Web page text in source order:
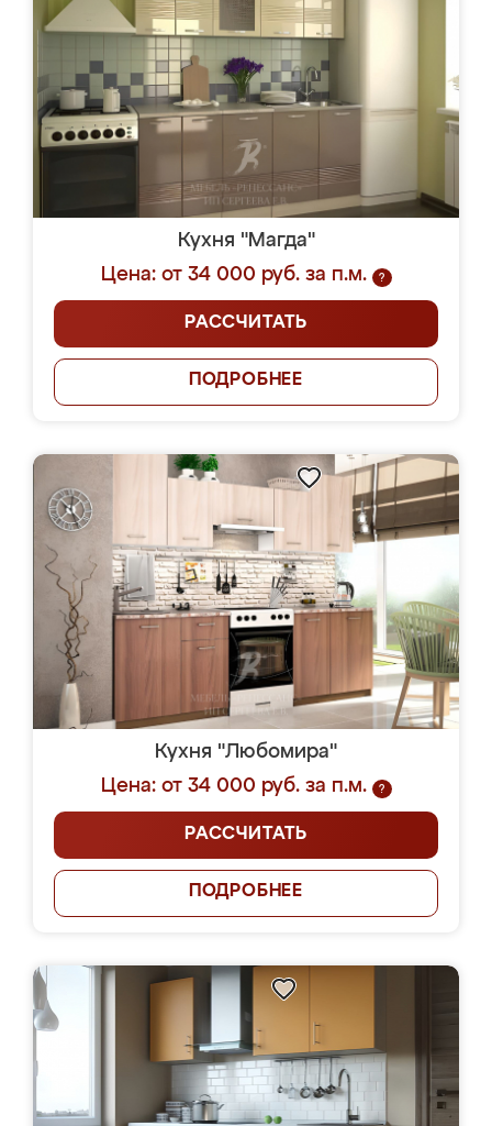
Кухня "Магда"
Цена: от 34 000 руб. за п.м.
?
РАССЧИТАТЬ
ПОДРОБНЕЕ
Кухня "Любомира"
Цена: от 34 000 руб. за п.м.
?
РАССЧИТАТЬ
ПОДРОБНЕЕ